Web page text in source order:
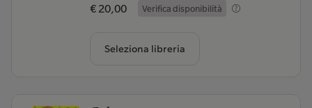
€ 20,00 Verifica disponibilità
Seleziona libreria